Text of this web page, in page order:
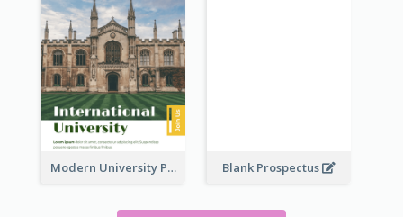
Modern University Prospectus Blank Prospectus